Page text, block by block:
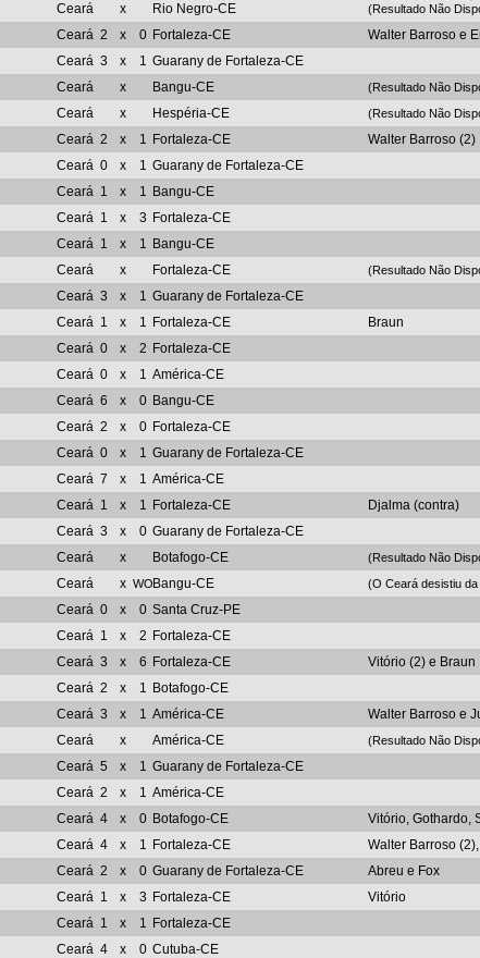
Ceará x Rio Negro-CE (Resultado Não
Ceará 2 x 0 Fortaleza-CE
Walter Barroso e
Ceará 3 x 1 Guarany de Fortaleza-CE
Ceará x Bangu-CE (Resultado Não
Ceará x Hespéria-CE (Resultado Não
Ceará 2 x 1 Fortaleza-CE
Walter Barroso (2)
Ceará 0 x 1 Guarany de Fortaleza-CE
Ceará 1 x 1 Bangu-CE
Ceará 1 x 3 Fortaleza-CE
Ceará 1 x 1 Bangu-CE
Ceará x Fortaleza-CE (Resultado Não
Ceará 3 x 1 Guarany de Fortaleza-CE
Ceará 1 x 1 Fortaleza-CE
Braun
Ceará 0 x 2 Fortaleza-CE
Ceará 0 x 1 América-CE
Ceará 6 x 0 Bangu-CE
Ceará 2 x 0 Fortaleza-CE
Ceará 0 x 1 Guarany de Fortaleza-CE
Ceará 7 x 1 América-CE
Ceará 1 x 1 Fortaleza-CE
Djalma (contra)
Ceará 3 x 0 Guarany de Fortaleza-CE
Ceará x Botafogo-CE (Resultado Não
Ceará x WOBangu-CE (O Ceará desistiu
Ceará 0 x 0 Santa Cruz-PE
Ceará 1 x 2 Fortaleza-CE
Ceará 3 x 6 Fortaleza-CE
Vitório (2) e Braun
Ceará 2 x 1 Botafogo-CE
Ceará 3 x 1 América-CE
Walter Barroso e
Ceará x América-CE (Resultado Não
Ceará 5 x 1 Guarany de Fortaleza-CE
Ceará 2 x 1 América-CE
Ceará 4 x 0 Botafogo-CE
Vitório, Gothardo,
Ceará 4 x 1 Fortaleza-CE
Walter Barroso
Ceará 2 x 0 Guarany de Fortaleza-CE
Abreu e Fox
Ceará 1 x 3 Fortaleza-CE
Vitório
Ceará 1 x 1 Fortaleza-CE
Ceará 4 x 0 Cutuba-CE